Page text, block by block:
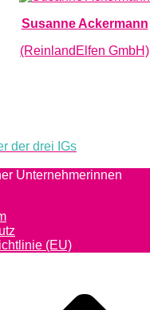
Susanne Ackermann
(ReinlandElfen GmbH)
der drei IGs
Unternehmerinnen
(EU)